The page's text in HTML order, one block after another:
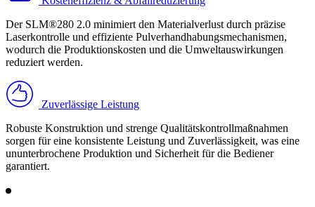
Der SLM®280 2.0 minimiert den Materialverlust durch präzise
Laserkontrolle und effiziente Pulverhandhabungsmechanismen,
wodurch die Produktionskosten und die Umweltauswirkungen
reduziert werden.
Zuverlässige Leistung
Robuste Konstruktion und strenge Qualitätskontrollmaßnahmen
sorgen für eine konsistente Leistung und Zuverlässigkeit, was eine
ununterbrochene Produktion und Sicherheit für die Bediener
garantiert.